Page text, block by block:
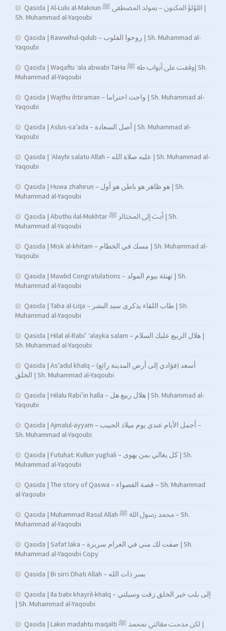
Qasida | Al-Lulu al-Maknun اللؤلؤ المكنون – بمولد المصطفى ﷺ |
Sh. Muhammad al-Yaqoubi
Qasida | Rawwihul-qulub – روحوا القلوب | Sh. Muhammad al-
Yaqoubi
Qasida | Waqaftu ‘ala abwabi TaHa وقفت على أبواب طه ﷺ| Sh.
Muhammad al-Yaqoubi
Qasida | Wajthu ihtiraman – واجث احتراما | Sh. Muhammad al-
Yaqoubi
Qasida | Aslus-sa’ada – أصل السعادة | Sh. Muhammad al-
Yaqoubi
Qasida | ‘Alayhi salatu Allah – عليه صلاة الله | Sh. Muhammad al-
Yaqoubi
Qasida | Huwa zhahirun – هو ظاهر هو باطن هو أول | Sh.
Muhammad al-Yaqoubi
Qasida | Abuthu ilal-Mukhtar أبث إلى المختالر ﷺ | Sh.
Muhammad al-Yaqoubi
Qasida | Misk al-khitam – مسك في الخطام | Sh. Muhammad al-
Yaqoubi
Qasida | Mawlid Congratulations – تهنئة بيوم المولد | Sh.
Muhammad al-Yaqoubi
Qasida | Taba al-Liqa – طاب اللقاء بذكرى سيد البشر | Sh.
Muhammad al-Yaqoubi
Qasida | Hilal al-Rabi’ ‘alayka salam – هلال الربيع عليك السلام |
Sh. Muhammad al-Yaqoubi
Qasida | As’adul khalq – (فؤادي إلى أرض المدينة رائع) أسعد
الخلق | Sh. Muhammad al-Yaqoubi
Qasida | Hilalu Rabi’in halla – هلال ربيع هل | Sh. Muhammad al-
Yaqoubi
Qasida | Ajmalul-ayyam – أجمل الأيام عندي يوم ميلاد الحبيب –
Sh. Muhammad al-Yaqoubi
Qasida | Futuhat: Kullun yughali – كل يغالي بمن يهوى | Sh.
Muhammad al-Yaqoubi
Qasida | The story of Qaswa – قصة القصواء – Sh. Muhammad
al-Yaqoubi
Qasida | Muhammad Rasul Allah محمد رسول الله ﷺ – Sh.
Muhammad al-Yaqoubi
Qasida | Safat laka – صفت لك مني في الغرام سريرة | Sh.
Muhammad al-Yaqoubi Copy
Qasida | Bi sirri Dhati Allah – بسر ذات الله
Qasida | Ila babi khayril-khalq – إلى بلب خير الخلق زقت وسيلتي
| Sh. Muhammad al-Yaqoubi
Qasida | Lakin madahtu maqalti لكن مدحت مقالتي بمحمد ﷺ |